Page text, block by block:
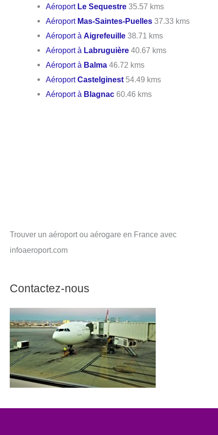
Aéroport Le Sequestre 35.57 kms
Aéroport Mas-Saintes-Puelles 37.33 kms
Aéroport àAigrefeuille 38.71 kms
Aéroport à Labruguière 40.67 kms
Aéroport à Balma 46.72 kms
AéroportCastelginest 54.49 kms
Aéroport à Blagnac 60.46 kms
Trouver un aéroport ou aérogare en France avec
infoaeroport.com
Contactez-nous